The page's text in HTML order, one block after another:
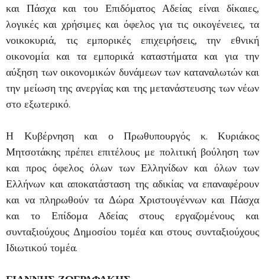
και Πάσχα και του Επιδόματος Αδείας είναι δίκαιες,
λογικές και χρήσιμες και όφελος για τις οικογένειες, τα
νοικοκυριά, τις εμπορικές επιχειρήσεις, την εθνική
οικονομία και τα εμπορικά καταστήματα και για την
αύξηση των οικονομικών δυνάμεων των καταναλωτών και
την μείωση της ανεργίας και της μετανάστευσης των νέων
στο εξωτερικό.
Η Κυβέρνηση και ο Πρωθυπουργός κ. Κυριάκος
Μητσοτάκης πρέπει επιτέλους με πολιτική βούληση των
και προς όφελος όλων των Ελληνίδων και όλων των
Ελλήνων και αποκατάσταση της αδικίας να επαναφέρουν
και να πληρωθούν τα Δώρα Χριστουγέννων και Πάσχα
και το Επίδομα Αδείας στους εργαζομένους και
συνταξιούχους Δημοσίου τομέα και στους συνταξιούχους
Ιδιωτικού τομέα.